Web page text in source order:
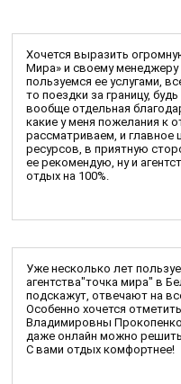
Хочется выразить
Мира» и своему
пользуемся ее услугами,
то поездки за границу,
вообще отдельная
какие у меня пожелания к
рассматриваем, и главное
ресурсов, в приятную
ее рекомендую, ну и
отдых на 100%.
Уже несколько лет
агентства"точка мира" в
подскажут, отвечают на
Особенно хочется
Владимировны
даже онлайн можно
С вами отдых комфортнее!